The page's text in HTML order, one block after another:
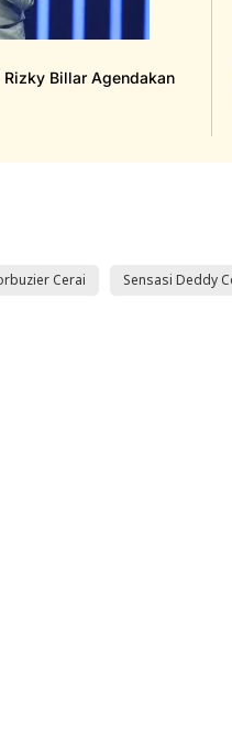
Billar Agendakan
Cerai Sensasi Deddy